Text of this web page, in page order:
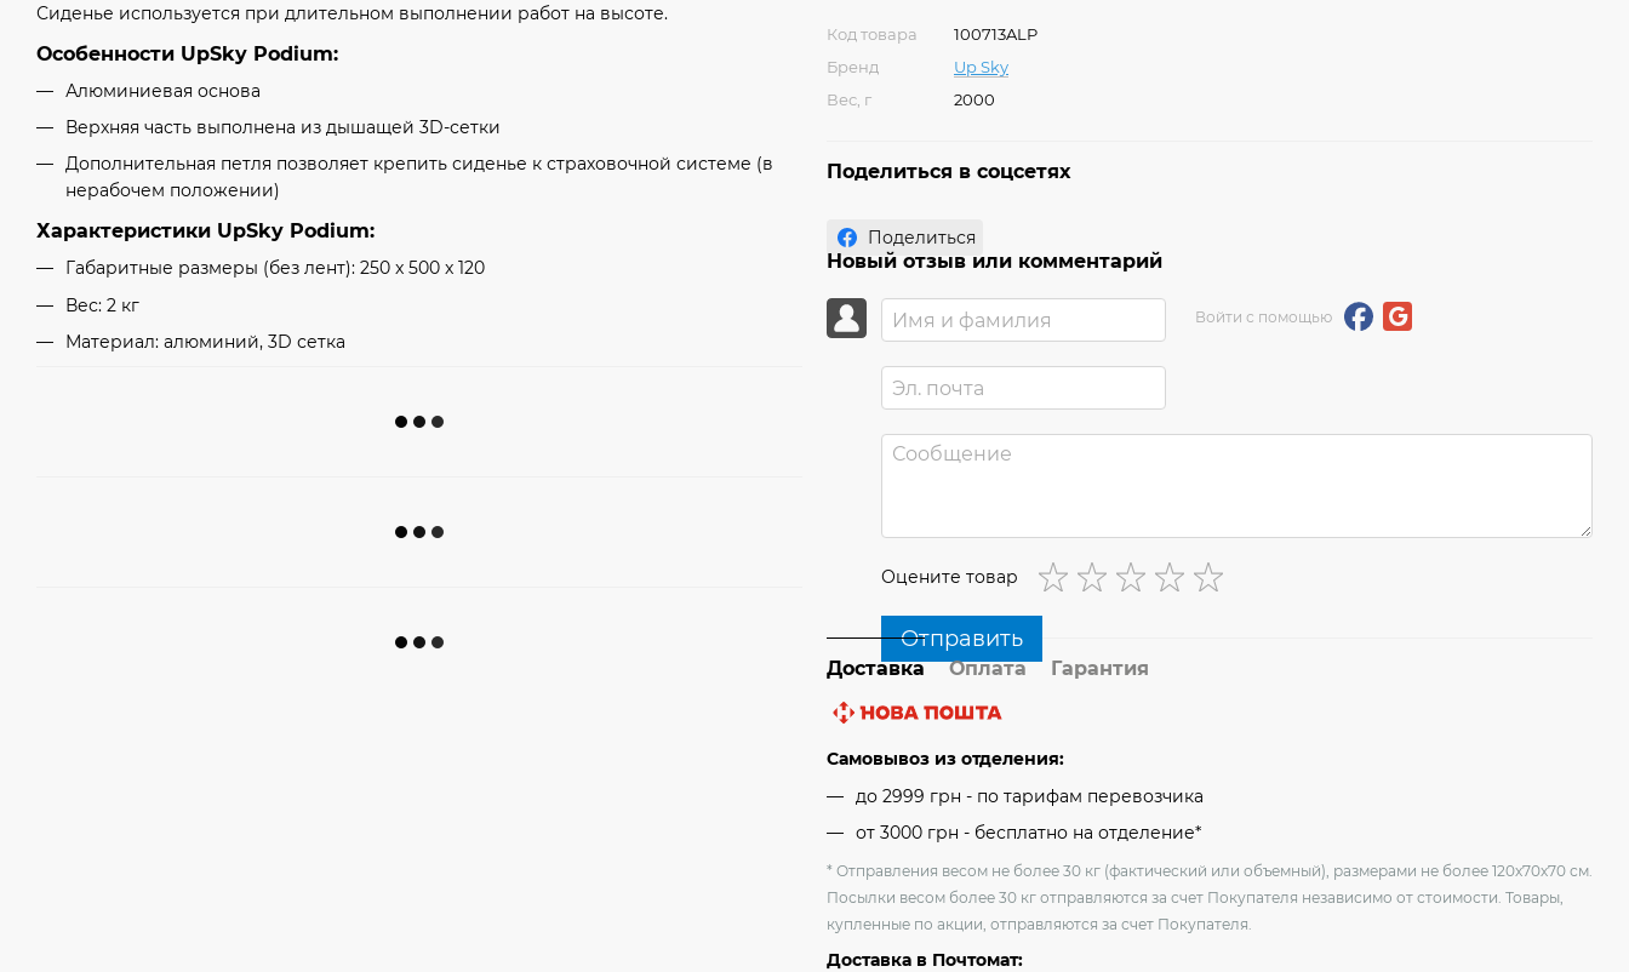
Сиденье используется при длительном выполнении работ на высоте.
Особенности UpSky Podium:
Алюминиевая основа
Верхняя часть выполнена из дышащей 3D-сетки
Дополнительная петля позволяет крепить сиденье к страховочной системе (в
нерабочем положении)
Характеристики UpSky Podium:
Габаритные размеры (без лент): 250 x 500 x 120
Вес: 2 кг
Материал: алюминий, 3D сетка
Код товара
100713ALP
Бренд
Up Sky
Вес, г
2000
Поделиться в соцсетях
Поделиться
Новый отзыв или комментарий
Войти с помощью
Оцените товар
Отправить
Доставка Оплата Гарантия
Самовывоз из отделения:
до 2999 грн - по тарифам перевозчика
от 3000 грн - бесплатно на отделение*
* Отправления весом не более 30 кг (фактический или объемный), размерами не более 120х70х70 см.
Посылки весом более 30 кг отправляются за счет Покупателя независимо от стоимости. Товары,
купленные по акции, отправляются за счет Покупателя.
Доставка в Почтомат: